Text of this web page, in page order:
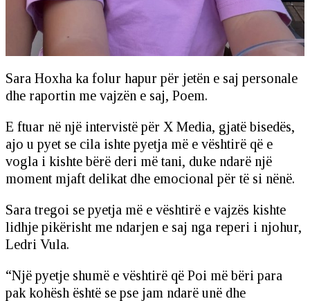
Sara Hoxha ka folur hapur për jetën e saj personale
dhe raportin me vajzën e saj, Poem.
E ftuar në një intervistë për X Media, gjatë bisedës,
ajo u pyet se cila ishte pyetja më e vështirë që e
vogla i kishte bërë deri më tani, duke ndarë një
moment mjaft delikat dhe emocional për të si nënë.
Sara tregoi se pyetja më e vështirë e vajzës kishte
lidhje pikërisht me ndarjen e saj nga reperi i njohur,
Ledri Vula.
“Një pyetje shumë e vështirë që Poi më bëri para
pak kohësh është se pse jam ndarë unë dhe